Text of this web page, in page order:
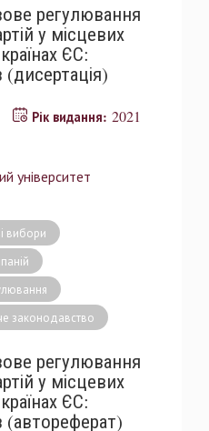
регулювання
у місцевих
ЄС:
(дисертація)
Рік видання: 2021
університет
вибори
законодавство
регулювання
у місцевих
ЄС:
(автореферат)